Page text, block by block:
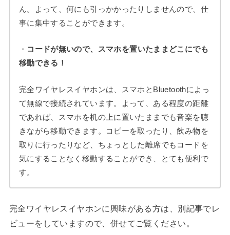
ん。よって、何にも引っかかったりしませんので、仕
事に集中することができます。
・ コードが無いので、スマホを置いたままどこにでも
移動できる！
完全ワイヤレスイヤホンは、スマホとBluetoothによっ
て無線で接続されています。よって、ある程度の距離
であれば、スマホを机の上に置いたままでも音楽を聴
きながら移動できます。コピーを取ったり、飲み物を
取りに行ったりなど、ちょっとした離席でもコードを
気にすることなく移動することができ、とても便利で
す。
完全ワイヤレスイヤホンに興味がある方は、別記事でレ
ビューをしていますので、併せてご覧ください。